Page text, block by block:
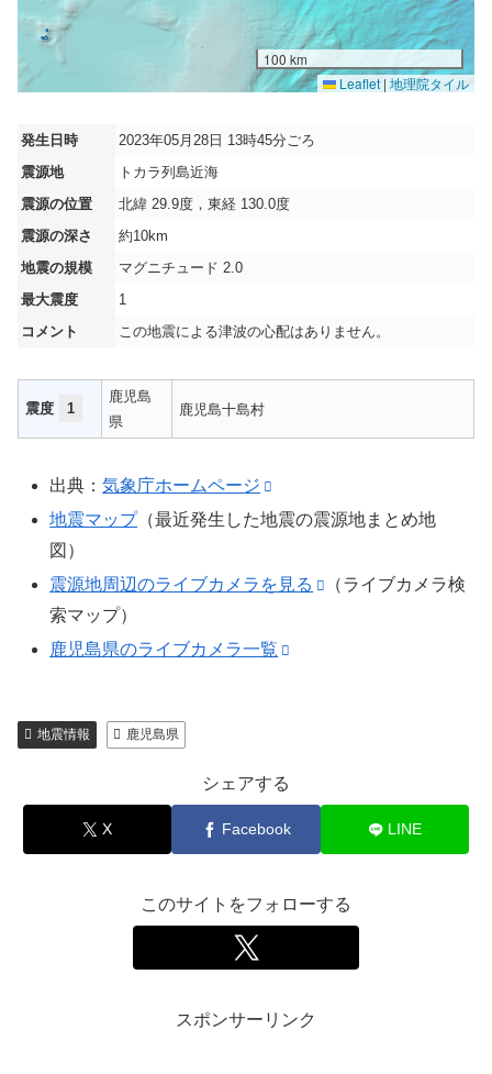
100 km
Leaflet | 地理院タイル
発生日時
2023年05月28日 13時45分ごろ
震源地
トカラ列島近海
震源の位置
北緯 29.9度，東経 130.0度
震源の深さ
約10km
地震の規模
マグニチュード 2.0
最大震度
1
コメント
この地震による津波の心配はありません。
震度 1
鹿児島
県
鹿児島十島村
出典：気象庁ホームページ
地震マップ（最近発生した地震の震源地まとめ地
図）
震源地周辺のライブカメラを見る
（ライブカメラ検
索マップ）
鹿児島県のライブカメラ一覧
地震情報 鹿児島県
シェアする
X Facebook LINE
このサイトをフォローする
スポンサーリンク